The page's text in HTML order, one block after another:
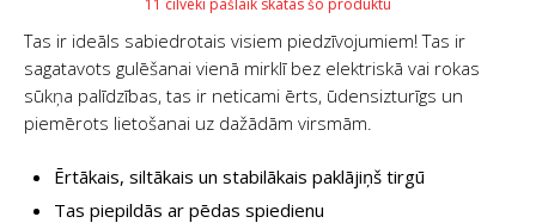
11 cilvēki pašlaik skatās šo produktu
Tas ir ideāls sabiedrotais visiem piedzīvojumiem! Tas ir
sagatavots gulēšanai vienā mirklī bez elektriskā vai rokas
sūkņa palīdzības, tas ir neticami ērts, ūdensizturīgs un
piemērots lietošanai uz dažādām virsmām.
Ērtākais, siltākais un stabilākais paklājiņš tirgū
Tas piepildās ar pēdas spiedienu